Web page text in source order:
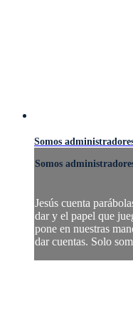
Somos
Somos
Jesús cuenta
dar y el papel que
pone en nuestras
dar cuentas. Solo